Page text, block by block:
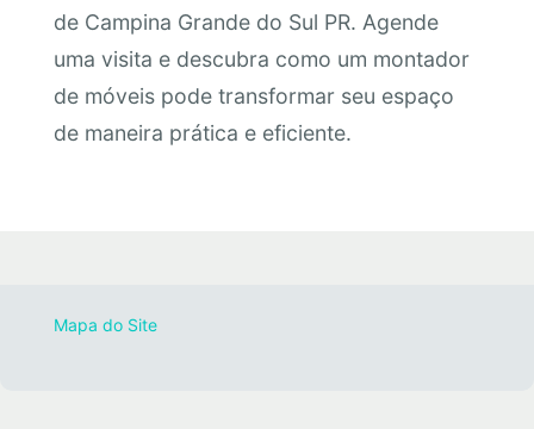
de Campina Grande do Sul PR. Agende
uma visita e descubra como um montador
de móveis pode transformar seu espaço
de maneira prática e eficiente.
Mapa do Site